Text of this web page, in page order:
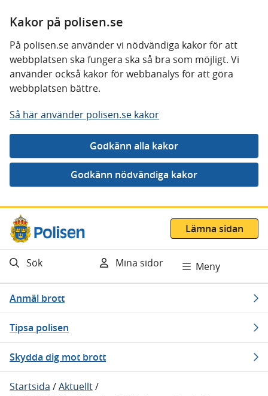
Kakor på polisen.se
På polisen.se använder vi nödvändiga kakor för att
webbplatsen ska fungera ska så bra som möjligt. Vi
använder också kakor för webbanalys för att göra
webbplatsen bättre.
Så här använder polisen.se kakor
Gå direkt till innehåll
Lämna sidan
Sök Mina sidor Meny
Anmäl brott
Tipsa polisen
Skydda dig mot brott
Startsida /Aktuellt/